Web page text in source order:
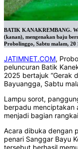
BATIK KANAKREMBANG.
(kanan), mengenakan baju
Probolinggo, Sabtu malam,
JATIMNET.COM,
peluncuran Batik
2025 bertajuk “Gerak
Bayuangga, Sabtu
‎Lampu sorot,
berpadu menciptakan
menjadi bagian
‎Acara dibuka dengan
penari Sanggar Bayu